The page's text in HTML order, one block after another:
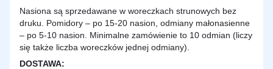
Nasiona są sprzedawane w woreczkach strunowych bez
druku. Pomidory – po 15-20 nasion, odmiany małonasienne
– po 5-10 nasion. Minimalne zamówienie to 10 odmian (liczy
się także liczba woreczków jednej odmiany).
DOSTAWA: